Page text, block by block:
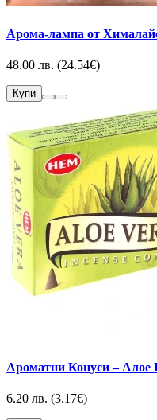
Арома-лампа от
48.00 лв. (24.54€)
Купи
Ароматни Конуси – Алое
6.20 лв. (3.17€)